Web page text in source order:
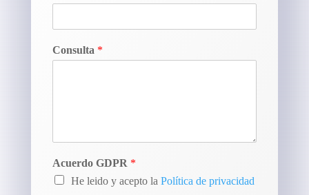
Consulta *
Acuerdo GDPR *
He leido y acepto la Política de privacidad